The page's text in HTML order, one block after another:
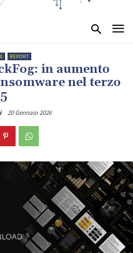
REPORT
in aumento
nel terzo
20 Gennaio 2026